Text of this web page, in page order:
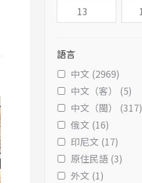
語言
中文 (2969)
中文（客） (5)
中文（閩） (317)
俄文 (16)
印尼文 (17)
原住民語 (3)
外文 (1)